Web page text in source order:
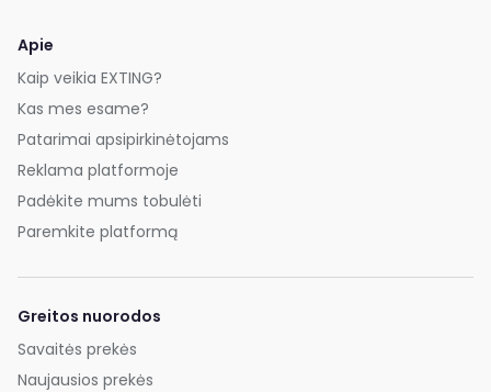
Apie
Kaip veikia EXTING?
Kas mes esame?
Patarimai apsipirkinėtojams
Reklama platformoje
Padėkite mums tobulėti
Paremkite platformą
Greitos nuorodos
Savaitės prekės
Naujausios prekės